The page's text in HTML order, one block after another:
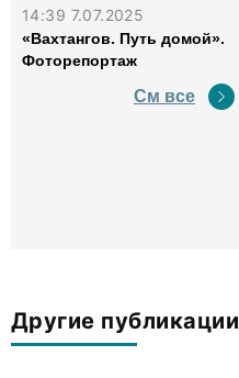
14:39 7.07.2025
«Вахтангов. Путь домой».
Фоторепортаж
См все
Другие публикации